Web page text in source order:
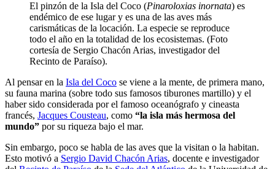
El pinzón de la Isla del Coco (Pinaroloxias inornata) es
endémico de ese lugar y es una de las aves más
carismáticas de la locación. La especie se reproduce
todo el año en la totalidad de los ecosistemas. (Foto
cortesía de Sergio Chacón Arias, investigador del
Recinto de Paraíso).
Al pensar en la Isla del Coco se viene a la mente, de primera mano,
su fauna marina (sobre todo sus famosos tiburones martillo) y el
haber sido considerada por el famoso oceanógrafo y cineasta
francés, Jacques Cousteau, como “la isla más hermosa del
mundo” por su riqueza bajo el mar.
Sin embargo, poco se habla de las aves que la visitan o la habitan.
Esto motivó a Sergio David Chacón Arias, docente e investigador